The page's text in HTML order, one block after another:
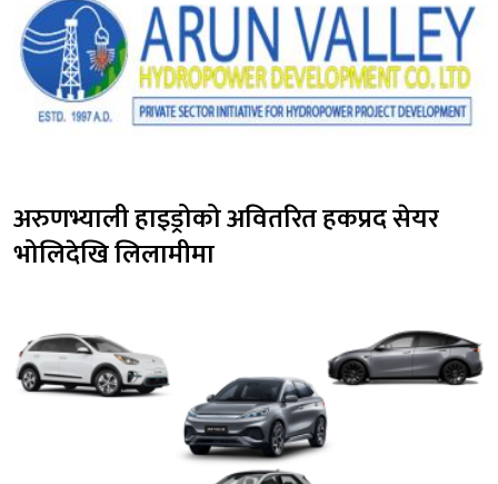
अरुणभ्याली हाइड्रोको अवितरित हकप्रद सेयर
भोलिदेखि लिलामीमा